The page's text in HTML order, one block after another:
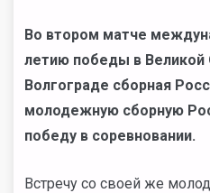
Во втором матче
летию победы в Великой
Волгограде сборная
молодежную сборную
победу в соревновании.
Встречу со своей же